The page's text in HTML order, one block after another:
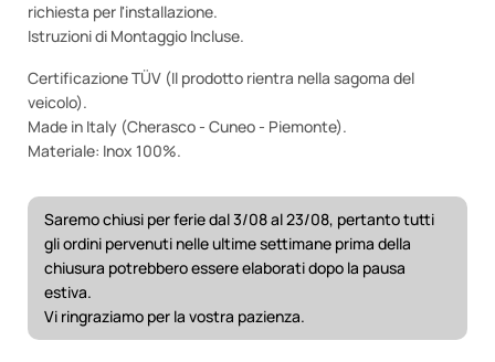
richiesta per l'installazione.
Istruzioni di Montaggio Incluse.
Certificazione TÜV (Il prodotto rientra nella sagoma del
veicolo).
Made in Italy (Cherasco - Cuneo - Piemonte).
Materiale: Inox 100%.
Saremo chiusi per ferie dal 3/08 al 23/08, pertanto tutti
gli ordini pervenuti nelle ultime settimane prima della
chiusura potrebbero essere elaborati dopo la pausa
estiva.
Vi ringraziamo per la vostra pazienza.